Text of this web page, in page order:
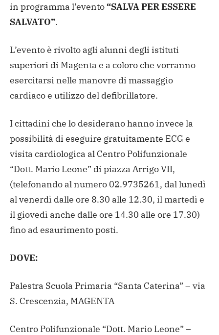
in programma l’evento“SALVA PER ESSERE
SALVATO”.
L’evento è rivolto agli alunni degli istituti
superiori di Magenta e a coloro che vorranno
esercitarsi nelle manovre di massaggio
cardiaco e utilizzo del defibrillatore.
I cittadini che lo desiderano hanno invece la
possibilità di eseguire gratuitamente ECG e
visita cardiologica al Centro Polifunzionale
“Dott. Mario Leone” di piazza Arrigo VII,
(telefonando al numero 02.9735261, dal lunedì
al venerdì dalle ore 8.30 alle 12.30, il martedì e
il giovedì anche dalle ore 14.30 alle ore 17.30)
fino ad esaurimento posti.
DOVE:
Palestra Scuola Primaria “Santa Caterina” – via
S. Crescenzia, MAGENTA
Centro Polifunzionale “Dott. Mario Leone” –